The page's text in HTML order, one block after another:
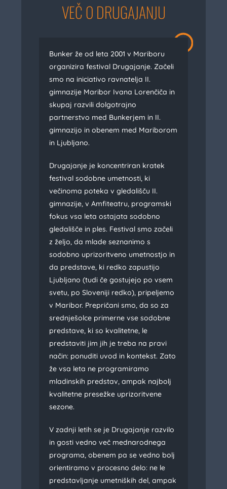
VEČ O DRUGAJANJU
Bunker že od leta 2001 v Mariboru
organizira festival Drugajanje. Začeli
smo na iniciativo ravnatelja II.
gimnazije Maribor Ivana Lorenčiča in
skupaj razvili dolgotrajno
partnerstvo med Bunkerjem in II.
gimnazijo in obenem med Mariborom
in Ljubljano.
Drugajanje je koncentriran kratek
festival sodobne umetnosti, ki
večinoma poteka v gledališču II.
gimnazije, v Amfiteatru, programski
fokus vsa leta ostajata sodobno
gledališče in ples. Festival smo začeli
z željo, da mlade seznanimo s
sodobno uprizoritveno umetnostjo in
da predstave, ki redko zapustijo
Ljubljano (tudi če gostujejo po vsem
svetu, po Sloveniji redko), pripeljemo
v Maribor. Prepričani smo, da so za
srednješolce primerne vse sodobne
predstave, ki so kvalitetne, le
predstaviti jim jih je treba na pravi
način: ponuditi uvod in kontekst. Zato
že vsa leta ne programiramo
mladinskih predstav, ampak najbolj
kvalitetne presežke uprizoritvene
sezone.
V zadnji letih se je Drugajanje razvilo
in gosti vedno več mednarodnega
programa, obenem pa se vedno bolj
orientiramo v procesno delo: ne le
predstavljanje umetniških del, ampak